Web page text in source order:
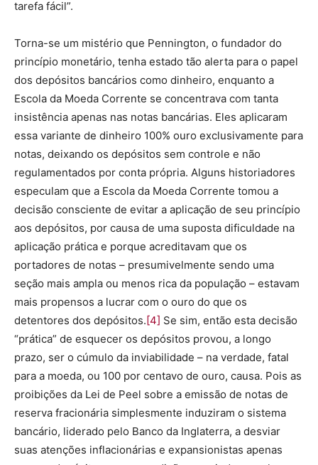
tarefa fácil”.
Torna-se um mistério que Pennington, o fundador do
princípio monetário, tenha estado tão alerta para o papel
dos depósitos bancários como dinheiro, enquanto a
Escola da Moeda Corrente se concentrava com tanta
insistência apenas nas notas bancárias. Eles aplicaram
essa variante de dinheiro 100% ouro exclusivamente para
notas, deixando os depósitos sem controle e não
regulamentados por conta própria. Alguns historiadores
especulam que a Escola da Moeda Corrente tomou a
decisão consciente de evitar a aplicação de seu princípio
aos depósitos, por causa de uma suposta dificuldade na
aplicação prática e porque acreditavam que os
portadores de notas – presumivelmente sendo uma
seção mais ampla ou menos rica da população – estavam
mais propensos a lucrar com o ouro do que os
detentores dos depósitos.[4] Se sim, então esta decisão
“prática” de esquecer os depósitos provou, a longo
prazo, ser o cúmulo da inviabilidade – na verdade, fatal
para a moeda, ou 100 por centavo de ouro, causa. Pois as
proibições da Lei de Peel sobre a emissão de notas de
reserva fracionária simplesmente induziram o sistema
bancário, liderado pelo Banco da Inglaterra, a desviar
suas atenções inflacionárias e expansionistas apenas